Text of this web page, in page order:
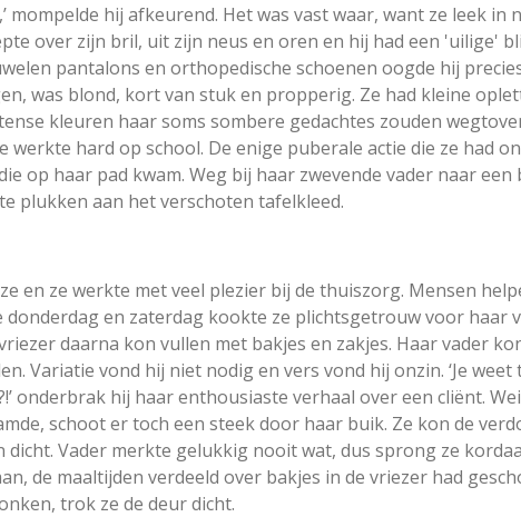
mompelde hij afkeurend. Het was vast waar, want ze leek in
over zijn bril, uit zijn neus en oren en hij had een 'uilige'
pantalons en orthopedische schoenen oogde hij
was blond, kort van stuk en propperig. Ze had kleine
kleuren haar soms sombere gedachtes zouden
werkte hard op school. De enige puberale actie die ze had
op haar pad kwam. Weg bij haar zwevende vader naar een
plukken aan het verschoten tafelkleed.
en ze werkte met veel plezier bij de thuiszorg. Mensen
en zaterdag kookte ze plichtsgetrouw voor haar
daarna kon vullen met bakjes en zakjes. Haar vader
Variatie vond hij niet nodig en vers vond hij onzin. ‘Je weet
onderbrak hij haar enthousiaste verhaal over een cliënt.
schoot er toch een steek door haar buik. Ze kon de
Vader merkte gelukkig nooit wat, dus sprong ze
de maaltijden verdeeld over bakjes in de vriezer had
trok ze de deur dicht.